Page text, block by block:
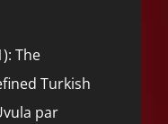
The
Turkish
par